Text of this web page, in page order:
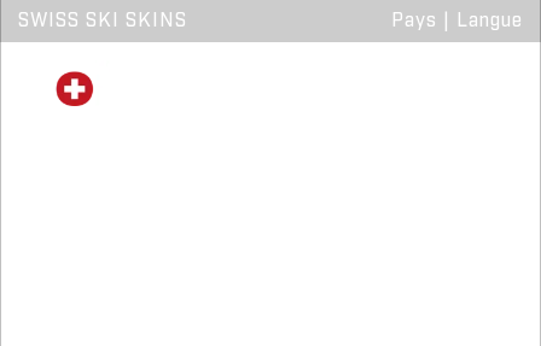
SWISS SKI SKINS Pays Langue